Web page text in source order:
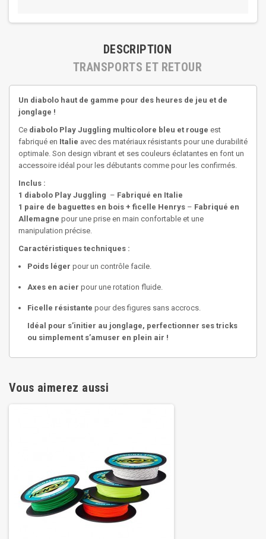
DESCRIPTION
TRANSPORTS ET RETOUR
Un diabolo haut de gamme pour des heures de jeu et de
jonglage !
Ce diabolo Play Juggling multicolore bleu et rouge est
fabriqué en Italie avec des matériaux résistants pour une durabilité
optimale. Son design vibrant et ses couleurs éclatantes en font un
accessoire idéal pour les débutants comme pour les confirmés.
Inclus :
1 diabolo Play Juggling – Fabriqué en Italie
1 paire de baguettes en bois + ficelle Henrys – Fabriqué en
Allemagne pour une prise en main confortable et une
manipulation précise.
Caractéristiques techniques :
Poids léger pour un contrôle facile.
Axes en acier pour une rotation fluide.
Ficelle résistante pour des figures sans accrocs.
Idéal pour s’initier au jonglage, perfectionner ses tricks
ou simplement s’amuser en plein air !
Vous aimerez aussi